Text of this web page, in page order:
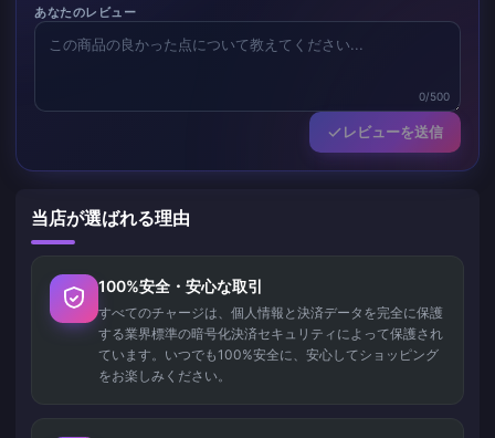
あなたのレビュー
0/500
レビューを送信
当店が選ばれる理由
100%安全・安心な取引
すべてのチャージは、個人情報と決済データを完全に保護
する業界標準の暗号化決済セキュリティによって保護され
ています。いつでも100%安全に、安心してショッピング
をお楽しみください。